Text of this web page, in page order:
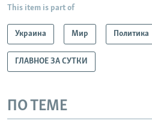
This item is part of
Украина Мир Политика
ГЛАВНОЕ ЗА СУТКИ
ПО ТЕМЕ